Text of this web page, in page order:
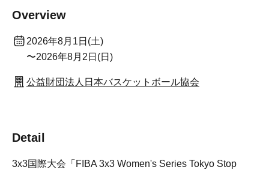
Overview
2026年8月1日(土)
〜2026年8月2日(日)
公益財団法人日本バスケットボール協会
Detail
3x3国際大会「FIBA 3x3 Women's Series Tokyo Stop